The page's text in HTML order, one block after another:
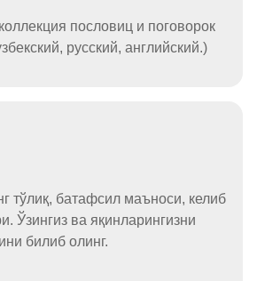
пословиц и поговорок
русский, английский.)
тўлиқ, батафсил маъноси, келиб
Ўзингиз ва яқинларингизни
билиб олинг.